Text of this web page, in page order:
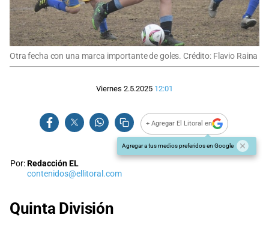
Otra fecha con una marca importante de goles. Crédito: Flavio Raina
Viernes 2.5.2025 12:01
+ Agregar El Litoral en
Agregar a tus medios preferidos en Google
Por:Redacción EL
contenidos@ellitoral.com
Quinta División